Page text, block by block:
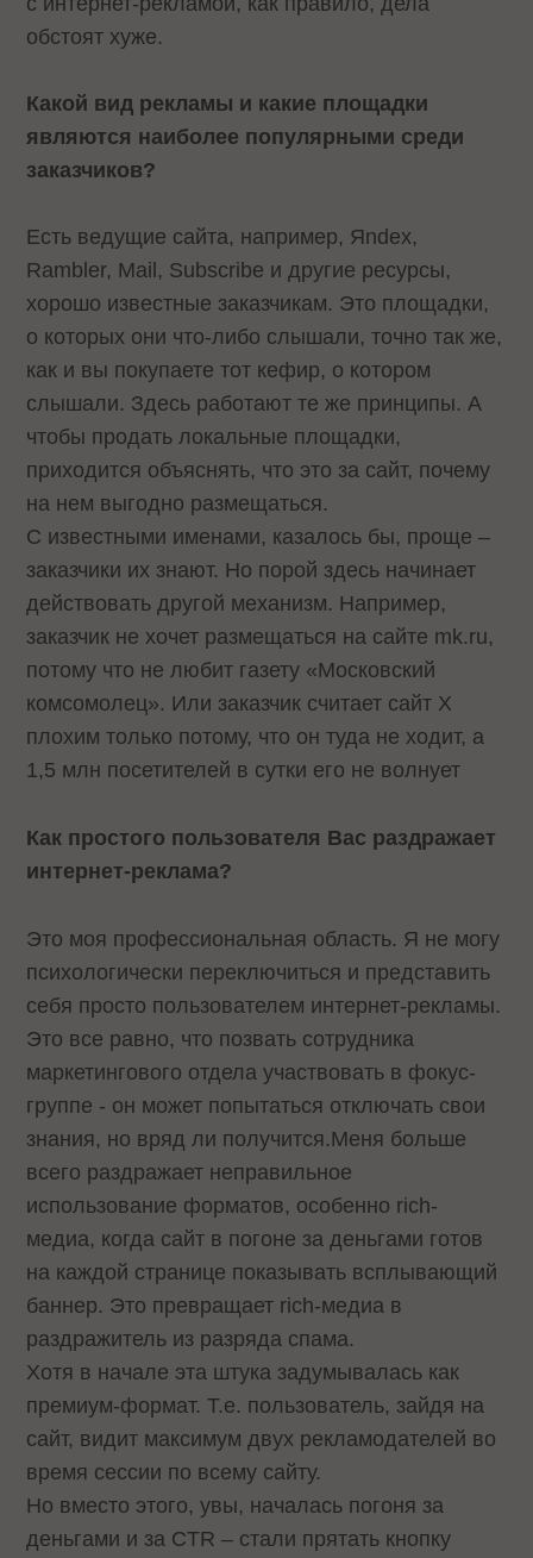
обстоят хуже.
Какой вид рекламы и какие площадки
являются наиболее популярными среди
заказчиков?
Есть ведущие сайта, например, Яndex,
Rambler, Mail, Subscribe и другие ресурсы,
хорошо известные заказчикам. Это площадки,
о которых они что-либо слышали, точно так же,
как и вы покупаете тот кефир, о котором
слышали. Здесь работают те же принципы. А
чтобы продать локальные площадки,
приходится объяснять, что это за сайт, почему
на нем выгодно размещаться.
С известными именами, казалось бы, проще –
заказчики их знают. Но порой здесь начинает
действовать другой механизм. Например,
заказчик не хочет размещаться на сайте mk.ru,
потому что не любит газету «Московский
комсомолец». Или заказчик считает сайт X
плохим только потому, что он туда не ходит, а
1,5 млн посетителей в сутки его не волнует
Как простого пользователя Вас раздражает
интернет-реклама?
Это моя профессиональная область. Я не могу
психологически переключиться и представить
себя просто пользователем интернет-рекламы.
Это все равно, что позвать сотрудника
маркетингового отдела участвовать в фокус-
группе - он может попытаться отключать свои
знания, но вряд ли получится.Меня больше
всего раздражает неправильное
использование форматов, особенно rich-
медиа, когда сайт в погоне за деньгами готов
на каждой странице показывать всплывающий
баннер. Это превращает rich-медиа в
раздражитель из разряда спама.
Хотя в начале эта штука задумывалась как
премиум-формат. Т.е. пользователь, зайдя на
сайт, видит максимум двух рекламодателей во
время сессии по всему сайту.
Но вместо этого, увы, началась погоня за
деньгами и за CTR – стали прятать кнопку